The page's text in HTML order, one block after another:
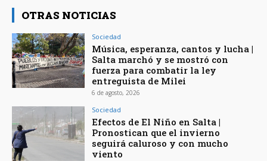
OTRAS NOTICIAS
Sociedad
Música, esperanza, cantos y lucha |
Salta marchó y se mostró con
fuerza para combatir la ley
entreguista de Milei
6 de agosto, 2026
Sociedad
Efectos de El Niño en Salta |
Pronostican que el invierno
seguirá caluroso y con mucho
viento